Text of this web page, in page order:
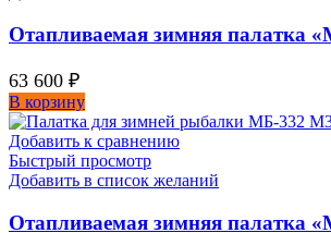
Отапливаемая зимняя палатка
63 600 ₽
В корзину
Добавить к сравнению
Быстрый просмотр
Добавить в список желаний
Отапливаемая зимняя палатка